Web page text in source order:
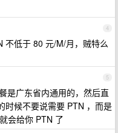
4
不低于 80 元/M/月，贼特么
5
是广东省内通用的，然后直
时候不要说需要 PTN ，而是
会给你 PTN 了